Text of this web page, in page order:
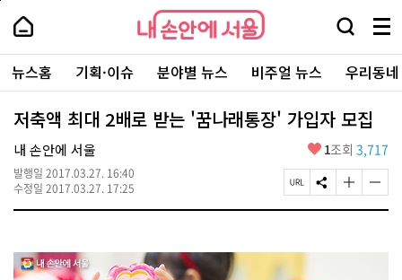
본
로
가
내
손
안
에
서
울
-
서
울
시
대
표
소
털
내
손
에
울
검
창
열
기
메
뉴
전
체
보
주
요
서
뉴스홈 기획·이슈 분야별 뉴스 비주얼 뉴스 우리동
저축액 최대 2배로 받는 '꿈나래통장' 가입자 모집
내 손안에 서울
발행일 2017.03.27. 16:40
수정일 2017.03.27. 17:25
좋
요
1조회 3,717
페
이
R
S
N
글
자
글
자
페
상
단
로